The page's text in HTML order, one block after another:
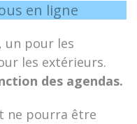
en ligne
un pour les
les extérieurs.
des agendas.
ne pourra être